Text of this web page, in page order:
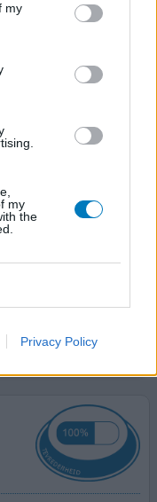
my
my
the
Privacy Policy
last van
mijn
behoorlijk
relativeren.Iets wat
t.o.v. alle
is dat dit
een heleboel
0 reacties